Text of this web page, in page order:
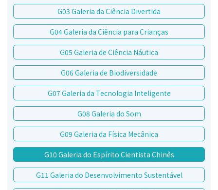
G03 Galeria da Ciência Divertida
G04 Galeria da Ciência para Crianças
G05 Galeria de Ciência Náutica
G06 Galeria de Biodiversidade
G07 Galeria da Tecnologia Inteligente
G08 Galeria do Som
G09 Galeria da Física Mecânica
G10 Galeria do Espírito Cientista Chinês
G11 Galeria do Desenvolvimento Sustentável